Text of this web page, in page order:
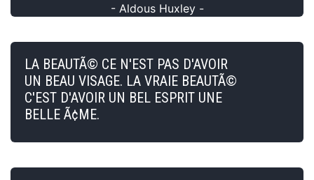
- Aldous Huxley -
LA BEAUTÃ© CE N'EST PAS D'AVOIR
UN BEAU VISAGE. LA VRAIE BEAUTÃ©
C'EST D'AVOIR UN BEL ESPRIT UNE
BELLE Ã¢ME.